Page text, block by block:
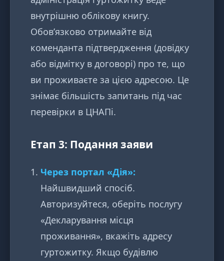
внутрішню облікову книгу.
Обов’язково отримайте від
коменданта підтвердження (довідку
або відмітку в договорі) про те, що
ви проживаєте за цією адресою. Це
знімає більшість запитань під час
перевірки в ЦНАПі.
Етап 3: Подання заяви
Через портал «Дія»:
Найшвидший спосіб.
Авторизуйтеся, оберіть послугу
«Декларування місця
проживання», вкажіть адресу
гуртожитку. Якщо будівлю